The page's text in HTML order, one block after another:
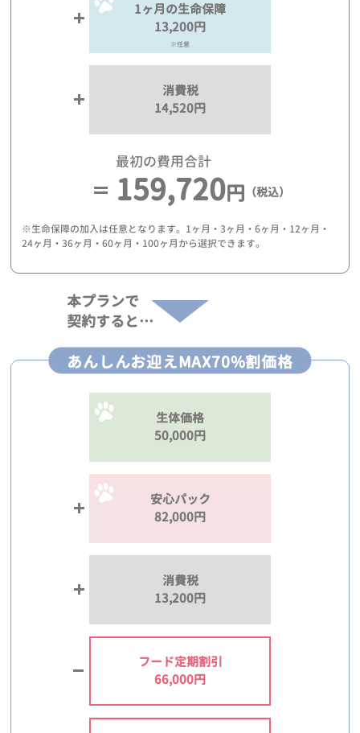
1ヶ月の生命保障
13,200円
※任意
消費税
14,520円
最初の費用合計
159,720円 （税込）
※生命保障の加入は任意となります。1ヶ月・3ヶ月・6ヶ月・12ヶ月・
24ヶ月・36ヶ月・60ヶ月・100ヶ月から選択できます。
本プランで
契約すると…
あんしんお迎えMAX70%割価格
生体価格
50,000円
安心パック
82,000円
消費税
13,200円
フード定期割引
66,000円